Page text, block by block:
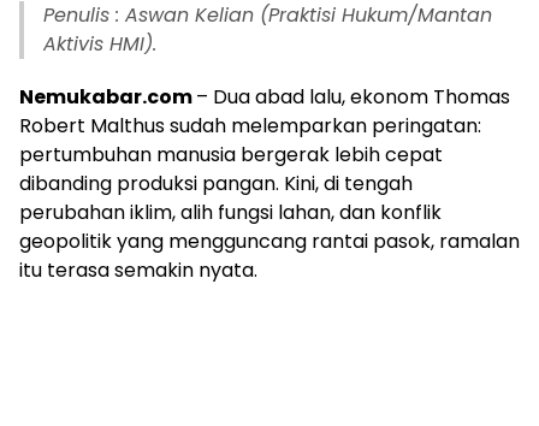
Penulis : Aswan Kelian (Praktisi Hukum/Mantan
Aktivis HMI).
Nemukabar.com– Dua abad lalu, ekonom Thomas
Robert Malthus sudah melemparkan peringatan:
pertumbuhan manusia bergerak lebih cepat
dibanding produksi pangan. Kini, di tengah
perubahan iklim, alih fungsi lahan, dan konflik
geopolitik yang mengguncang rantai pasok, ramalan
itu terasa semakin nyata.